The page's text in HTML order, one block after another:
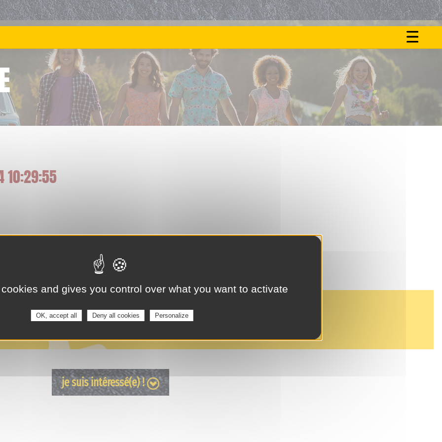
ON
10:29:55
je suis intéressé(e) !
and gives you control over what you want to activate
OK, accept all Deny all cookies Personalize